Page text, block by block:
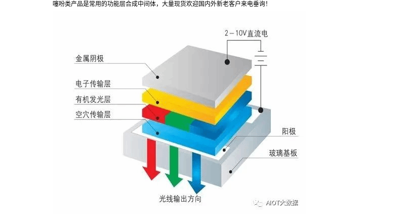
噻吩类产品是常用的功能层合成中间体，大量现货欢迎国内外新老客户来电垂询！